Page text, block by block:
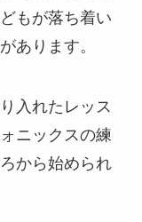
もが落ち着い
あります。
入れたレッス
ニックスの練
から始められ